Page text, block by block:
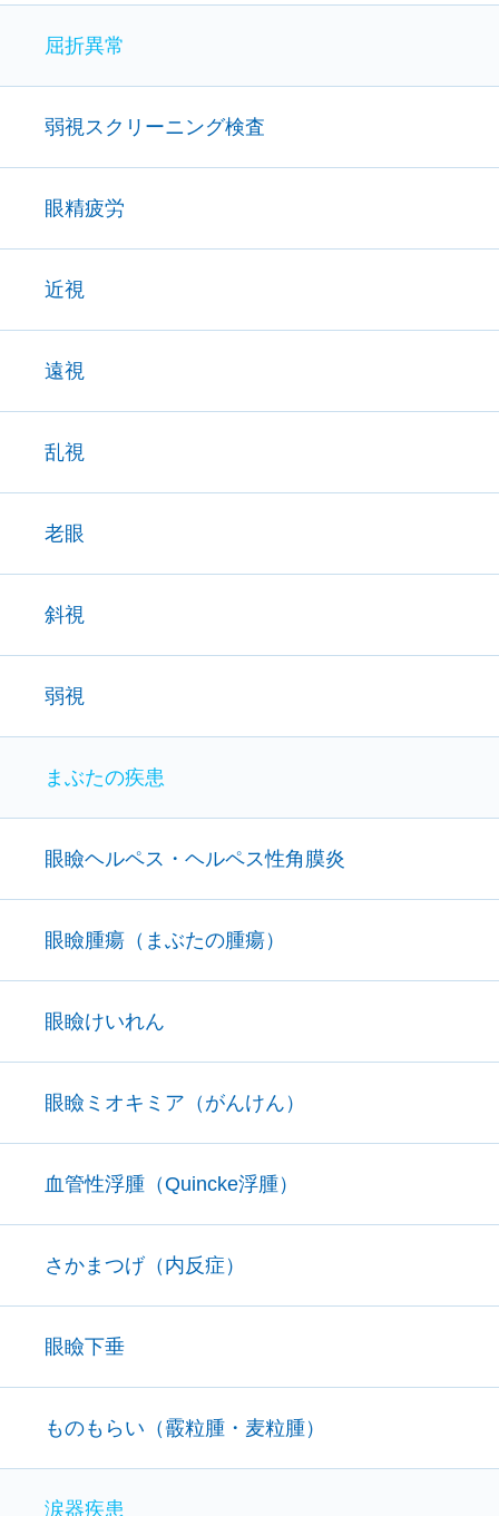
屈折異常
弱視スクリーニング検査
眼精疲労
近視
遠視
乱視
老眼
斜視
弱視
まぶたの疾患
眼瞼ヘルペス・ヘルペス性角膜炎
眼瞼腫瘍（まぶたの腫瘍）
眼瞼けいれん
眼瞼ミオキミア（がんけん）
血管性浮腫（Quincke浮腫）
さかまつげ（内反症）
眼瞼下垂
ものもらい（霰粒腫・麦粒腫）
涙器疾患